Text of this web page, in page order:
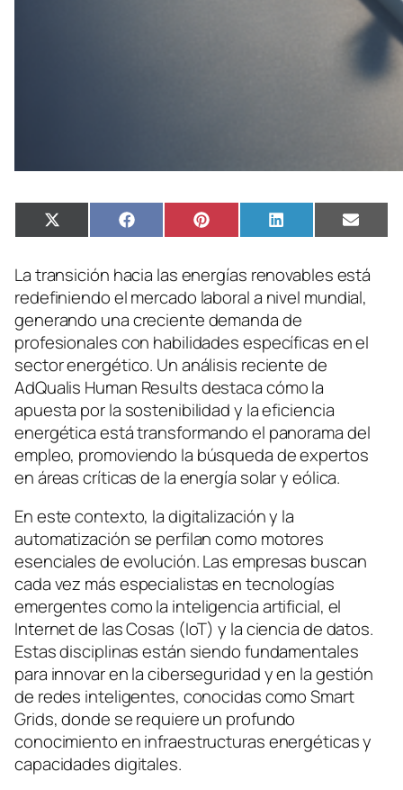
Compartir
en
X
(Twitter)
Compartir
en
FacebookCompartir
en
PinterestCompartir
en
LinkedIn
en
Email
La transición hacia las energías renovables está
redefiniendo el mercado laboral a nivel mundial,
generando una creciente demanda de
profesionales con habilidades específicas en el
sector energético. Un análisis reciente de
AdQualis Human Results destaca cómo la
apuesta por la sostenibilidad y la eficiencia
energética está transformando el panorama del
empleo, promoviendo la búsqueda de expertos
en áreas críticas de la energía solar y eólica.
En este contexto, la digitalización y la
automatización se perfilan como motores
esenciales de evolución. Las empresas buscan
cada vez más especialistas en tecnologías
emergentes como la inteligencia artificial, el
Internet de las Cosas (IoT) y la ciencia de datos.
Estas disciplinas están siendo fundamentales
para innovar en la ciberseguridad y en la gestión
de redes inteligentes, conocidas como Smart
Grids, donde se requiere un profundo
conocimiento en infraestructuras energéticas y
capacidades digitales.